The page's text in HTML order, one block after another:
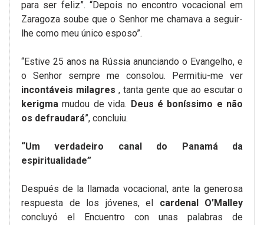
para ser feliz”. “Depois no encontro vocacional em
Zaragoza soube que o Senhor me chamava a seguir-
lhe como meu único esposo”.
“Estive 25 anos na Rússia anunciando o Evangelho, e
o Senhor sempre me consolou. Permitiu-me ver
incontáveis milagres , tanta gente que ao escutar o
kerigma mudou de vida. Deus é boníssimo e não
os defraudará”, concluiu.
“Um verdadeiro canal do Panamá da
espiritualidade”
Después de la llamada vocacional, ante la generosa
respuesta de los jóvenes, el cardenal O’Malley
concluyó el Encuentro con unas palabras de